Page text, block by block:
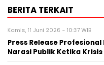
BERITA TERKAIT
Kamis, 11 Juni 2026 - 10:37 WIB
Press Release
Narasi Publik Ketika